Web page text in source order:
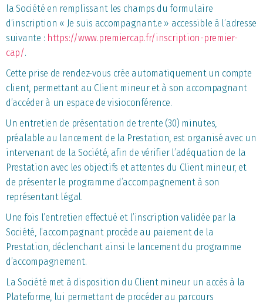
la Société en remplissant les champs du formulaire
d’inscription « Je suis accompagnant.e » accessible à l’adresse
suivante : https://www.premiercap.fr/inscription-premier-
cap/.
Cette prise de rendez-vous crée automatiquement un compte
client, permettant au Client mineur et à son accompagnant
d’accéder à un espace de visioconférence.
Un entretien de présentation de trente (30) minutes,
préalable au lancement de la Prestation, est organisé avec un
intervenant de la Société, afin de vérifier l’adéquation de la
Prestation avec les objectifs et attentes du Client mineur, et
de présenter le programme d’accompagnement à son
représentant légal.
Une fois l’entretien effectué et l’inscription validée par la
Société, l’accompagnant procède au paiement de la
Prestation, déclenchant ainsi le lancement du programme
d’accompagnement.
La Société met à disposition du Client mineur un accès à la
Plateforme, lui permettant de procéder au parcours